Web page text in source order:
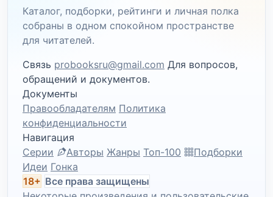
Каталог, подборки, рейтинги и личная полка
собраны в одном спокойном пространстве
для читателей.
Связь probooksru@gmail.com Для вопросов,
обращений и документов.
Документы
Правообладателям Политика
конфиденциальности
Навигация
Серии
Авторы Жанры Топ-100
Подборки
Идеи Гонка
18+ Все права защищены